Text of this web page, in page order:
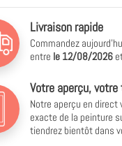
Livraison rapide
Commandez
entre le 12/08/2026
Votre aperçu,
Notre aperçu en direct
exacte de la peinture
tiendrez bientôt dans